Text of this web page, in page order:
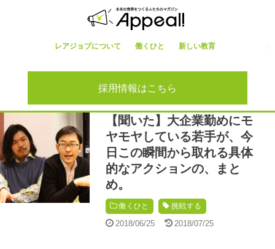
レアジョブについて 働くひと 新しい教育
採用情報はこちら
【聞いた】大企業勤めにモ
ヤモヤしている若手が、今
日この瞬間から取れる具体
的なアクションの、まと
め。
働くひと 挑戦する
2018/06/25 2018/07/25